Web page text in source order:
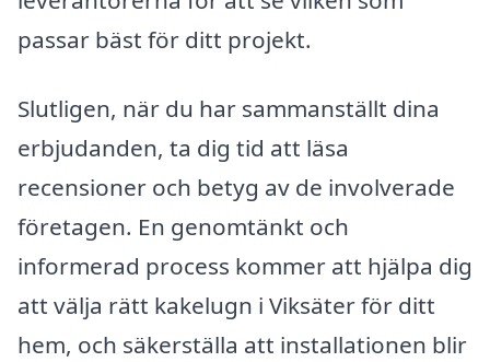
passar bäst för ditt projekt.
Slutligen, när du har sammanställt dina
erbjudanden, ta dig tid att läsa
recensioner och betyg av de involverade
företagen. En genomtänkt och
informerad process kommer att hjälpa dig
att välja rätt kakelugn i Viksäter för ditt
hem, och säkerställa att installationen blir